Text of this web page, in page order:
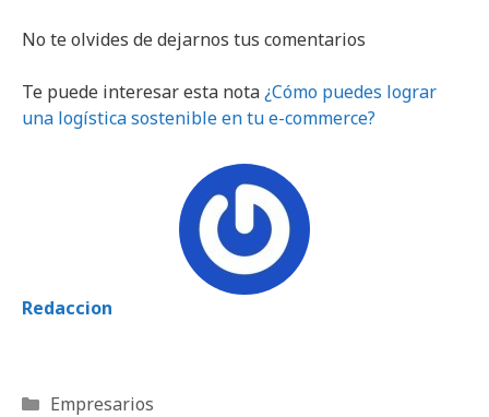
No te olvides de dejarnos tus comentarios
Te puede interesar esta nota¿Cómo puedes lograr
una logística sostenible en tu e-commerce?
Redaccion
Categorías
Empresarios